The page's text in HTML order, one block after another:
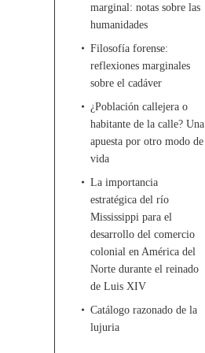
marginal: notas sobre las
humanidades
Filosofía forense:
reflexiones marginales
sobre el cadáver
¿Población callejera o
habitante de la calle? Una
apuesta por otro modo de
vida
La importancia
estratégica del río
Mississippi para el
desarrollo del comercio
colonial en América del
Norte durante el reinado
de Luis XIV
Catálogo razonado de la
lujuria